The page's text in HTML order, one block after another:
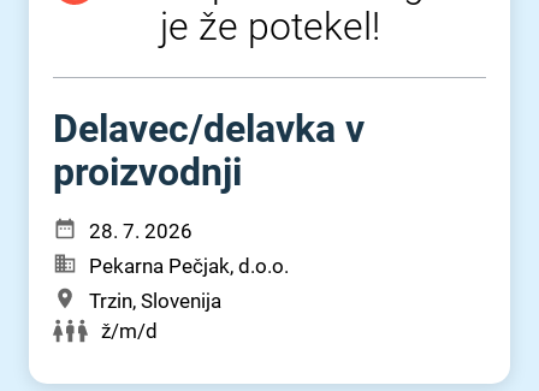
je že potekel!
Delavec⁠/⁠delavka v
proizvodnji
28. 7. 2026
Pekarna Pečjak, d.o.o.
Trzin, Slovenija
ž/m/d